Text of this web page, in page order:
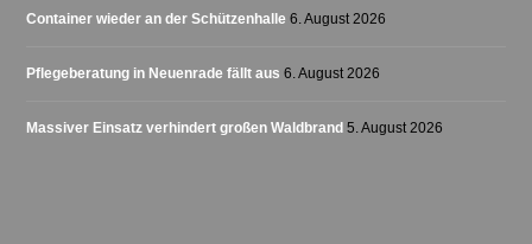
Container wieder an der Schützenhalle 6. August 2026
Pflegeberatung in Neuenrade fällt aus 6. August 2026
Massiver Einsatz verhindert großen Waldbrand 5. August 2026